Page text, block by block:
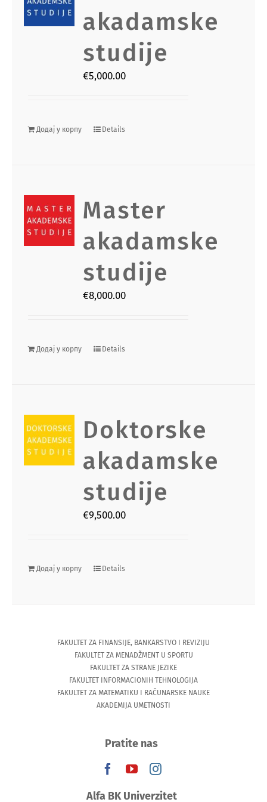
akadamske
studije
€5,000.00
Додај у корпу Details
Master
akadamske
studije
€8,000.00
Додај у корпу Details
Doktorske
akadamske
studije
€9,500.00
Додај у корпу Details
FAKULTET ZA FINANSIJE, BANKARSTVO I REVIZIJU
FAKULTET ZA MENADŽMENT U SPORTU
FAKULTET ZA STRANE JEZIKE
FAKULTET INFORMACIONIH TEHNOLOGIJA
FAKULTET ZA MATEMATIKU I RAČUNARSKE NAUKE
AKADEMIJA UMETNOSTI
Pratite nas
Alfa BK Univerzitet